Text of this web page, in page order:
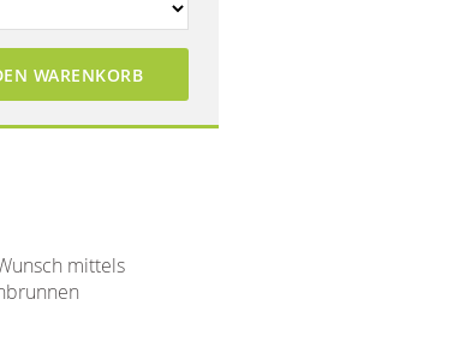
WARENKORB
mittels